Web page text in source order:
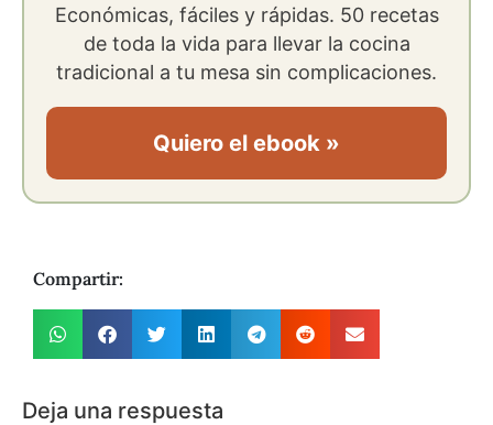
Económicas, fáciles y rápidas. 50 recetas
de toda la vida para llevar la cocina
tradicional a tu mesa sin complicaciones.
Quiero el ebook »
Compartir:
Deja una respuesta